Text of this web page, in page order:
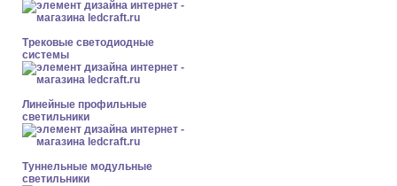
Трековые светодиодные
системы
Линейные профильные
светильники
Туннельные модульные
светильники